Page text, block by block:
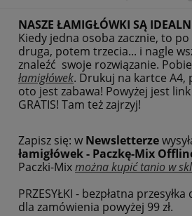
NASZE ŁAMIGŁÓWKI SĄ
Kiedy jedna osoba zacznie, to
druga, potem trzecia... i nagle
znaleźć swoje rozwiązanie.
łamigłówek. Drukuj na kartce A4,
oto jest zabawa! Powyżej jest link
GRATIS! Tam też zajrzyj!
Zapisz się: w Newsletterze
łamigłówek - Paczkę-Mix
Paczki-Mixmożna kupić tanio w
PRZESYŁKI - bezpłatna
dla zamówienia powyżej 99 zł.